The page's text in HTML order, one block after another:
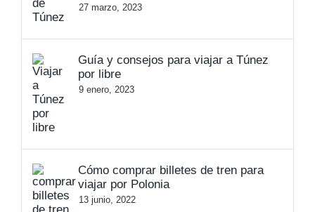
27 marzo, 2023
Guía y consejos para viajar a Túnez
por libre
9 enero, 2023
Cómo comprar billetes de tren para
viajar por Polonia
13 junio, 2022